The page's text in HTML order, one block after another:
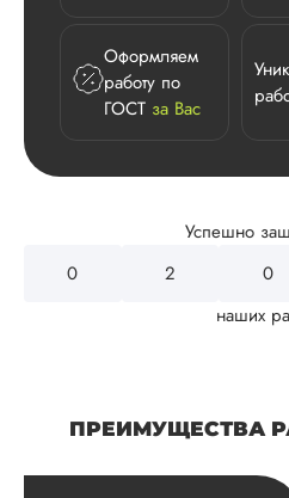
Оформляем
работу по
ГОСТ за Вас
Успешно
4
2
0
наших
ПРЕИМУЩЕСТВА